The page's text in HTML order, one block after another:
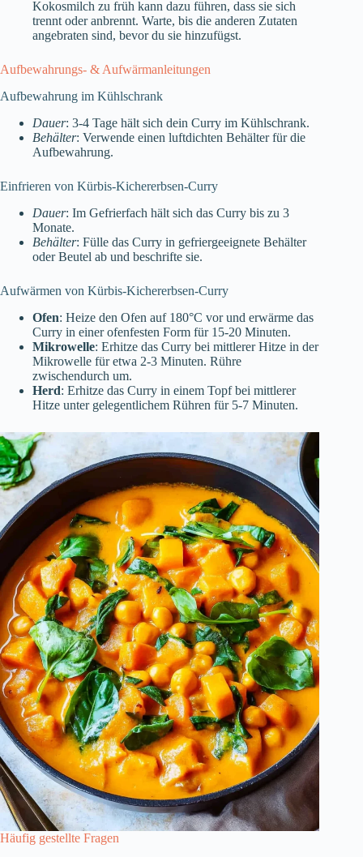
Kokosmilch zu früh kann dazu führen, dass sie sich
trennt oder anbrennt. Warte, bis die anderen Zutaten
angebraten sind, bevor du sie hinzufügst.
Aufbewahrungs- & Aufwärmanleitungen
Aufbewahrung im Kühlschrank
Dauer: 3-4 Tage hält sich dein Curry im Kühlschrank.
Behälter: Verwende einen luftdichten Behälter für die
Aufbewahrung.
Einfrieren von Kürbis-Kichererbsen-Curry
Dauer: Im Gefrierfach hält sich das Curry bis zu 3
Monate.
Behälter: Fülle das Curry in gefriergeeignete Behälter
oder Beutel ab und beschrifte sie.
Aufwärmen von Kürbis-Kichererbsen-Curry
Ofen: Heize den Ofen auf 180°C vor und erwärme das
Curry in einer ofenfesten Form für 15-20 Minuten.
Mikrowelle: Erhitze das Curry bei mittlerer Hitze in der
Mikrowelle für etwa 2-3 Minuten. Rühre
zwischendurch um.
Herd: Erhitze das Curry in einem Topf bei mittlerer
Hitze unter gelegentlichem Rühren für 5-7 Minuten.
Häufig gestellte Fragen